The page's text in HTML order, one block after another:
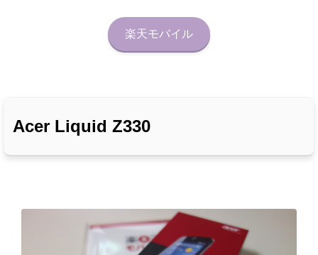
楽天モバイル
Acer Liquid Z330